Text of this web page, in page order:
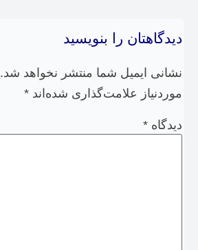
دیدگاهتان را بنویسید
نشانی ایمیل شما منتشر نخواهد شد.
موردنیاز علامت‌گذاری شده‌اند *
دیدگاه *